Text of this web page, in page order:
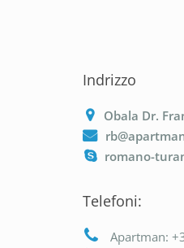
Indrizzo
Obala Dr.
romano-
Telefoni:
Apartman: